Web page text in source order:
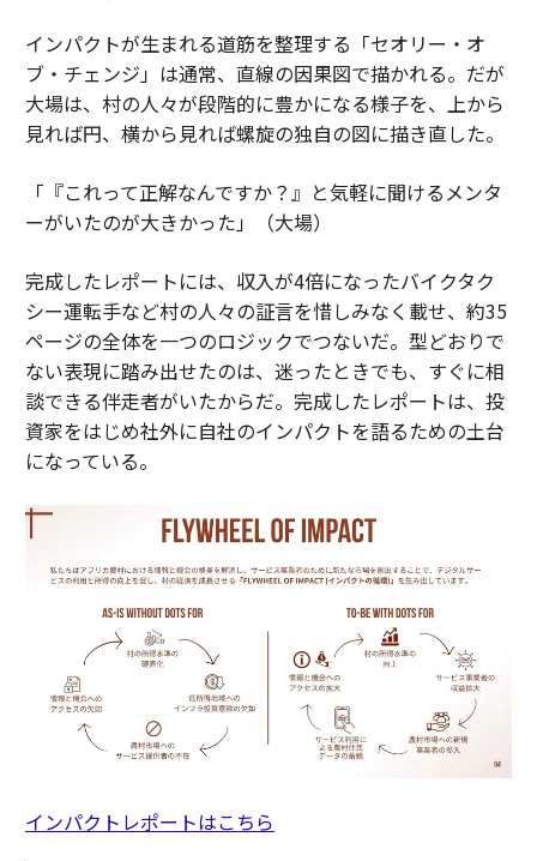
インパクトが生まれる道筋を整理する「セオリー・オ
ブ・チェンジ」は通常、直線の因果図で描かれる。だが
大場は、村の人々が段階的に豊かになる様子を、上から
見れば円、横から見れば螺旋の独自の図に描き直した。
「『これって正解なんですか？』と気軽に聞けるメンタ
ーがいたのが大きかった」（大場）
完成したレポートには、収入が4倍になったバイクタク
シー運転手など村の人々の証言を惜しみなく載せ、約35
ページの全体を一つのロジックでつないだ。型どおりで
ない表現に踏み出せたのは、迷ったときでも、すぐに相
談できる伴走者がいたからだ。完成したレポートは、投
資家をはじめ社外に自社のインパクトを語るための土台
になっている。
インパクトレポートはこちら